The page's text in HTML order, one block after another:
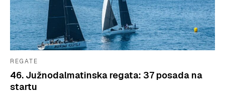
REGATE
46. Južnodalmatinska regata: 37 posada na
startu